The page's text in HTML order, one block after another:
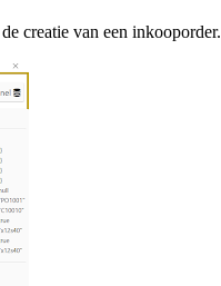
creatie van een inkooporder.